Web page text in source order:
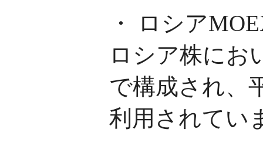
・ ロシア
ロシア株にお
で構成され、
利用されてい